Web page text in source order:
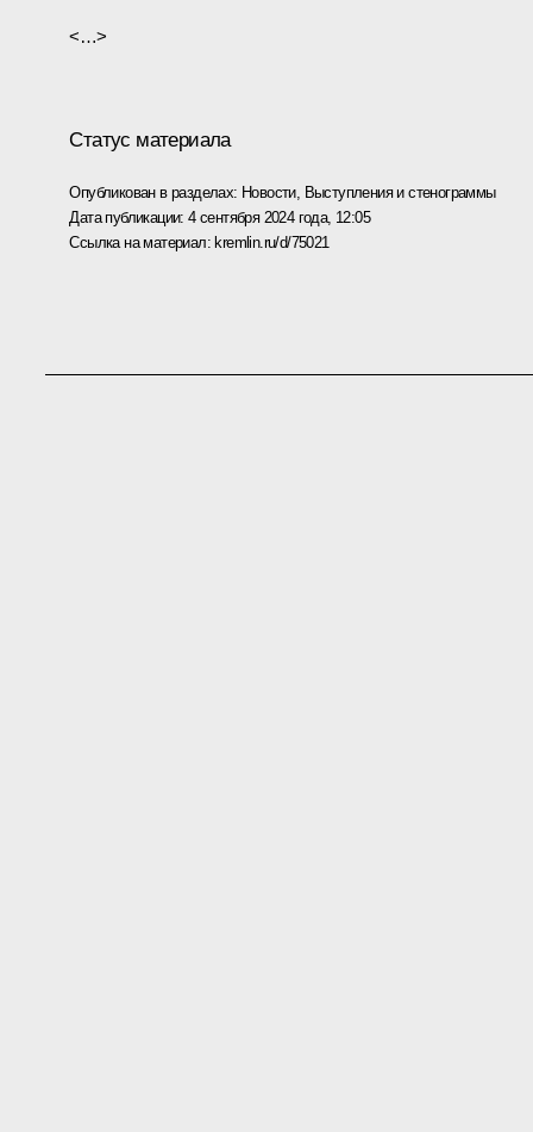
<…>
Статус материала
Опубликован в разделах: Новости, Выступления и стенограммы
Дата публикации:4 сентября 2024 года, 12:05
Ссылка на материал: kremlin.ru/d/75021